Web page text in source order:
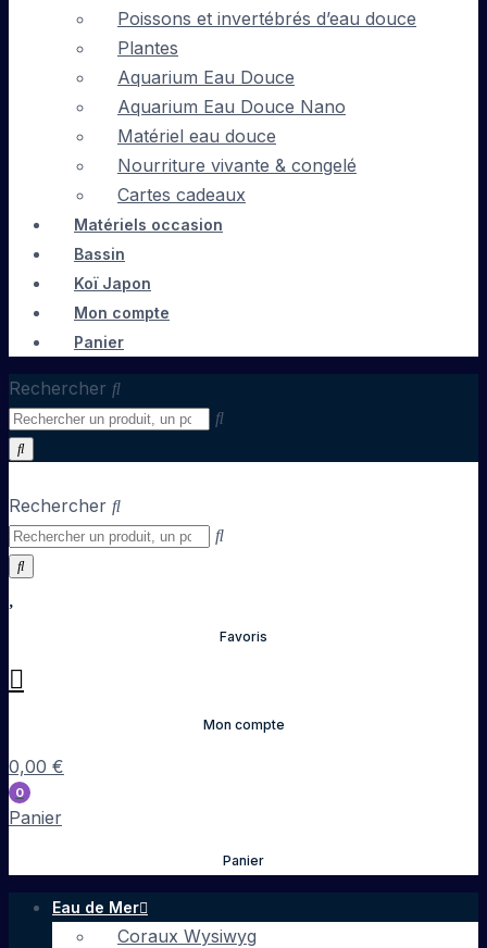
Poissons et invertébrés d’eau douce
Plantes
Aquarium Eau Douce
Aquarium Eau Douce Nano
Matériel eau douce
Nourriture vivante & congelé
Cartes cadeaux
Matériels occasion
Bassin
Koï Japon
Mon compte
Panier
Rechercher
Rechercher
Favoris
Mon compte
0,00 €
0
Panier
Panier
Eau de Mer
Coraux Wysiwyg